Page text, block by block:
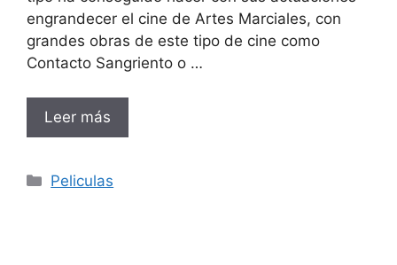
engrandecer el cine de Artes Marciales, con
grandes obras de este tipo de cine como
Contacto Sangriento o …
Leer más
Categorías
Peliculas